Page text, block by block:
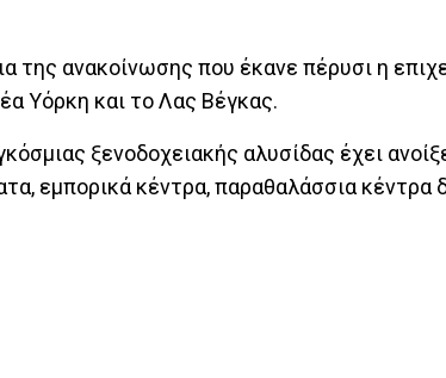
της ανακοίνωσης που έκανε πέρυσι η
Υόρκη και το Λας Βέγκας.
ξενοδοχειακής αλυσίδας έχει
εμπορικά κέντρα, παραθαλάσσια κέντρα